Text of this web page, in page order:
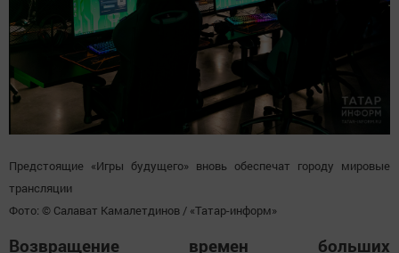
Предстоящие «Игры будущего» вновь обеспечат городу мировые
трансляции
Фото: © Салават Камалетдинов / «Татар-информ»
Возвращение времен больших